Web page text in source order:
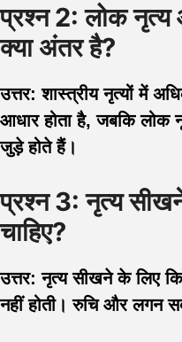
प्रश्न 2: लोक नृत्य
क्या अंतर है?
उत्तर: शास्त्रीय नृत्यों में
आधार होता है, जबकि लोक
जुड़े होते हैं।
प्रश्न 3: नृत्य
चाहिए?
उत्तर: नृत्य सीखने के लिए
नहीं होती। रुचि और लगन